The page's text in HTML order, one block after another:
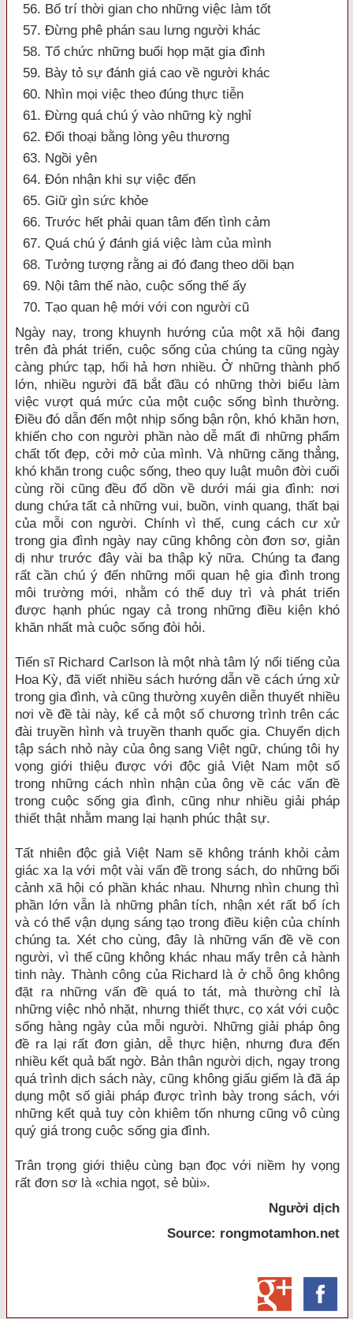
56. Bố trí thời gian cho những việc làm tốt
57. Đừng phê phán sau lưng người khác
58. Tổ chức những buổi họp mặt gia đình
59. Bày tỏ sự đánh giá cao về người khác
60. Nhìn mọi việc theo đúng thực tiễn
61. Đừng quá chú ý vào những kỳ nghỉ
62. Đối thoại bằng lòng yêu thương
63. Ngồi yên
64. Đón nhận khi sự việc đến
65. Giữ gìn sức khỏe
66. Trước hết phải quan tâm đến tình cảm
67. Quá chú ý đánh giá việc làm của mình
68. Tưởng tượng rằng ai đó đang theo dõi bạn
69. Nội tâm thế nào, cuộc sống thế ấy
70. Tạo quan hệ mới với con người cũ
Ngày nay, trong khuynh hướng của một xã hội đang
trên đà phát triển, cuộc sống của chúng ta cũng ngày
càng phức tạp, hối hả hơn nhiều. Ở những thành phố
lớn, nhiều người đã bắt đầu có những thời biểu làm
việc vượt quá mức của một cuộc sống bình thường.
Điều đó dẫn đến một nhịp sống bận rộn, khó khăn hơn,
khiến cho con người phần nào dễ mất đi những phẩm
chất tốt đẹp, cởi mở của mình. Và những căng thẳng,
khó khăn trong cuộc sống, theo quy luật muôn đời cuối
cùng rồi cũng đều đổ dồn về dưới mái gia đình: nơi
dung chứa tất cả những vui, buồn, vinh quang, thất bại
của mỗi con người. Chính vì thế, cung cách cư xử
trong gia đình ngày nay cũng không còn đơn sơ, giản
dị như trước đây vài ba thập kỷ nữa. Chúng ta đang
rất cần chú ý đến những mối quan hệ gia đình trong
môi trường mới, nhằm có thể duy trì và phát triển
được hạnh phúc ngay cả trong những điều kiện khó
khăn nhất mà cuộc sống đòi hỏi.
Tiến sĩ Richard Carlson là một nhà tâm lý nổi tiếng của
Hoa Kỳ, đã viết nhiều sách hướng dẫn về cách ứng xử
trong gia đình, và cũng thường xuyên diễn thuyết nhiều
nơi về đề tài này, kể cả một số chương trình trên các
đài truyền hình và truyền thanh quốc gia. Chuyển dịch
tập sách nhỏ này của ông sang Việt ngữ, chúng tôi hy
vọng giới thiệu được với độc giả Việt Nam một số
trong những cách nhìn nhận của ông về các vấn đề
trong cuộc sống gia đình, cũng như nhiều giải pháp
thiết thật nhằm mang lại hạnh phúc thật sự.
Tất nhiên độc giả Việt Nam sẽ không tránh khỏi cảm
giác xa lạ với một vài vấn đề trong sách, do những bối
cảnh xã hội có phần khác nhau. Nhưng nhìn chung thì
phần lớn vẫn là những phân tích, nhận xét rất bổ ích
và có thể vận dụng sáng tạo trong điều kiện của chính
chúng ta. Xét cho cùng, đây là những vấn đề về con
người, vì thế cũng không khác nhau mấy trên cả hành
tinh này. Thành công của Richard là ở chỗ ông không
đặt ra những vấn đề quá to tát, mà thường chỉ là
những việc nhỏ nhặt, nhưng thiết thực, cọ xát với cuộc
sống hàng ngày của mỗi người. Những giải pháp ông
đề ra lại rất đơn giản, dễ thực hiện, nhưng đưa đến
nhiều kết quả bất ngờ. Bản thân người dịch, ngay trong
quá trình dịch sách này, cũng không giấu giếm là đã áp
dụng một số giải pháp được trình bày trong sách, với
những kết quả tuy còn khiêm tốn nhưng cũng vô cùng
quý giá trong cuộc sống gia đình.
Trân trọng giới thiệu cùng bạn đọc với niềm hy vọng
rất đơn sơ là «chia ngọt, sẻ bùi».
Người dịch
Source: rongmotamhon.net